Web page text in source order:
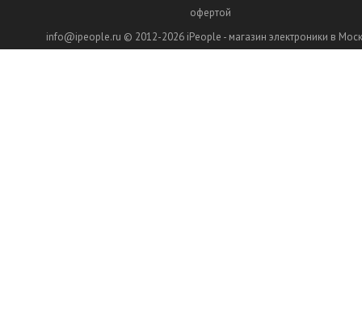
офертой
info@ipeople.ru © 2012-2026 iPeople - магазин электроники в